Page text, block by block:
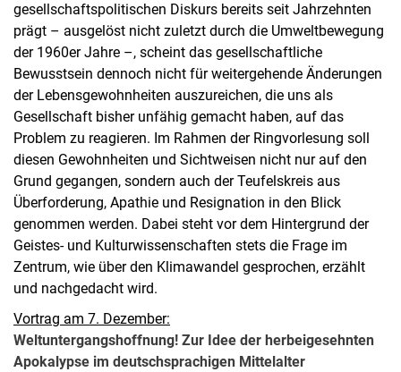
gesellschaftspolitischen Diskurs bereits seit Jahrzehnten
prägt – ausgelöst nicht zuletzt durch die Umweltbewegung
der 1960er Jahre –, scheint das gesellschaftliche
Bewusstsein dennoch nicht für weitergehende Änderungen
der Lebensgewohnheiten auszureichen, die uns als
Gesellschaft bisher unfähig gemacht haben, auf das
Problem zu reagieren. Im Rahmen der Ringvorlesung soll
diesen Gewohnheiten und Sichtweisen nicht nur auf den
Grund gegangen, sondern auch der Teufelskreis aus
Überforderung, Apathie und Resignation in den Blick
genommen werden. Dabei steht vor dem Hintergrund der
Geistes- und Kulturwissenschaften stets die Frage im
Zentrum, wie über den Klimawandel gesprochen, erzählt
und nachgedacht wird.
Vortrag am 7. Dezember:
Weltuntergangshoffnung! Zur Idee der herbeigesehnten
Apokalypse im deutschsprachigen Mittelalter